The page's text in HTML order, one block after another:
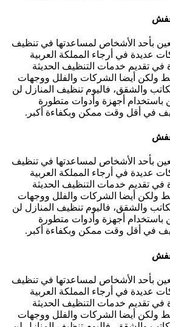
بأحد الأشخاص لمساعدتها في تنظيف
عديدة في أرجاء المملكة العربية
في تقديم خدمات التنظيف الحديثة
ولكن أيضا الشركات والفلل ووجهات
والشقق، فاليوم تنظيف المنازل لن
باستخدام أجهزة وأدوات متطورة
في أقل وقت ممكن وبكفاءة أكبر.
بأحد الأشخاص لمساعدتها في تنظيف
عديدة في أرجاء المملكة العربية
في تقديم خدمات التنظيف الحديثة
ولكن أيضا الشركات والفلل ووجهات
والشقق، فاليوم تنظيف المنازل لن
باستخدام أجهزة وأدوات متطورة
في أقل وقت ممكن وبكفاءة أكبر.
بأحد الأشخاص لمساعدتها في تنظيف
عديدة في أرجاء المملكة العربية
في تقديم خدمات التنظيف الحديثة
ولكن أيضا الشركات والفلل ووجهات